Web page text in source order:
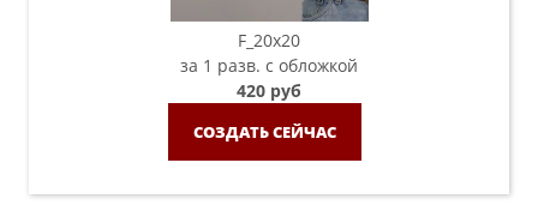
F_20х20
за 1 разв. с обложкой
420 руб
СОЗДАТЬ СЕЙЧАС